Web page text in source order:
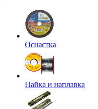
Оснастка
Пайка и наплавка